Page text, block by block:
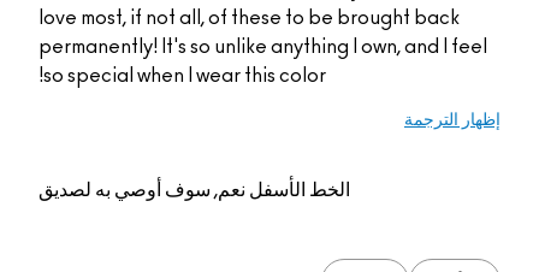
love most, if not all, of these to be brought back
permanently! It's so unlike anything I own, and I feel
so special when I wear this color!
إظهار الترجمة
الخط الأسفلنعم, سوف أوصي به لصديق